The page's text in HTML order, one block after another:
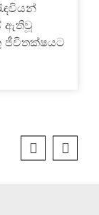
ඇතිවූ
ජීවිතක්ෂයට